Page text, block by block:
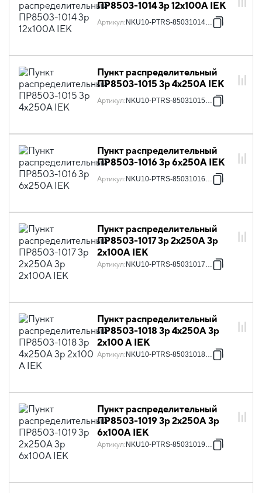
ПР8503-1014 3p 12х100А IEK
Артикул: NKU10-PTRS-85031014-01
Пункт распределительный
ПР8503-1015 3p 4х250А IEK
Артикул: NKU10-PTRS-85031015-01
Пункт распределительный
ПР8503-1016 3p 6х250А IEK
Артикул: NKU10-PTRS-85031016-01
Пункт распределительный
ПР8503-1017 3p 2х250А 3p
2х100А IEK
Артикул: NKU10-PTRS-85031017-01
Пункт распределительный
ПР8503-1018 3p 4х250А 3p
2х100 А IEK
Артикул: NKU10-PTRS-85031018-01
Пункт распределительный
ПР8503-1019 3p 2х250А 3p
6х100А IEK
Артикул: NKU10-PTRS-85031019-01